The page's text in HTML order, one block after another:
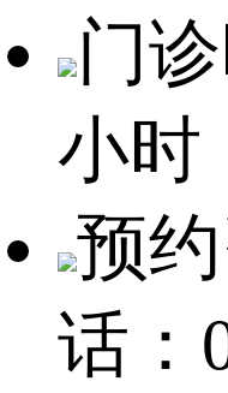
门
小时
预
话：